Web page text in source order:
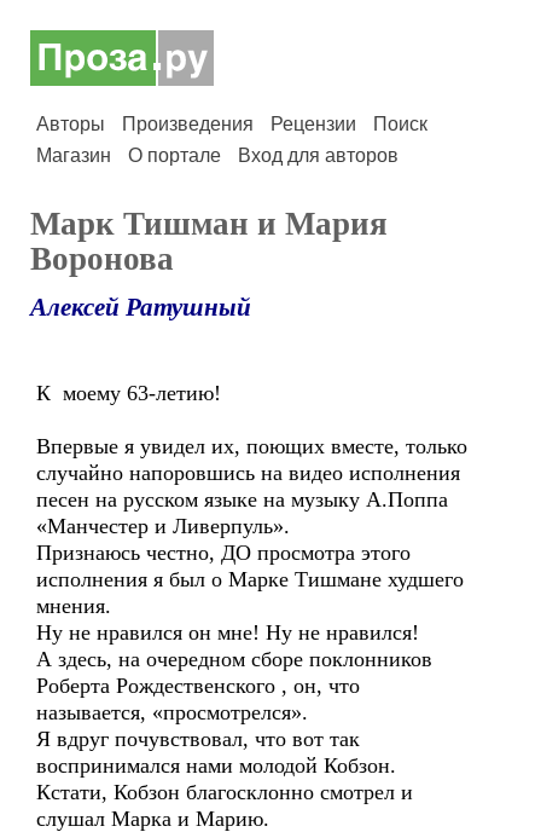
Авторы Произведения Рецензии
Поиск
Магазин
О портале Вход для авторов
Марк Тишман и Мария
Воронова
Алексей Ратушный
К моему 63-летию!
Впервые я увидел их, поющих вместе, только
случайно напоровшись на видео исполнения
песен на русском языке на музыку А.Поппа
«Манчестер и Ливерпуль».
Признаюсь честно, ДО просмотра этого
исполнения я был о Марке Тишмане худшего
мнения.
Ну не нравился он мне! Ну не нравился!
А здесь, на очередном сборе поклонников
Роберта Рождественского , он, что
называется, «просмотрелся».
Я вдруг почувствовал, что вот так
воспринимался нами молодой Кобзон.
Кстати, Кобзон благосклонно смотрел и
слушал Марка и Марию.